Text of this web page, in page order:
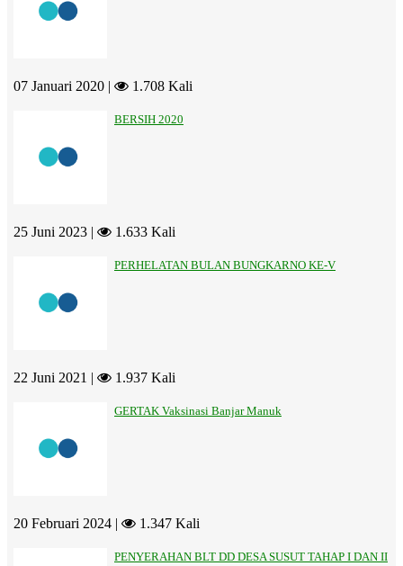
07 Januari 2020 | 1.708 Kali
BERSIH 2020
25 Juni 2023 | 1.633 Kali
PERHELATAN BULAN BUNGKARNO KE-V
22 Juni 2021 | 1.937 Kali
GERTAK Vaksinasi Banjar Manuk
20 Februari 2024 | 1.347 Kali
PENYERAHAN BLT DD DESA SUSUT TAHAP I DAN II